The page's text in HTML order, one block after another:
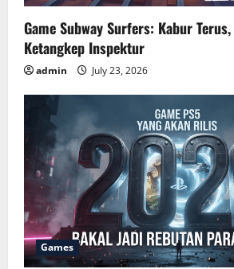
Game Subway Surfers: Kabur
Ketangkep Inspektur
admin July 23, 2026
Games